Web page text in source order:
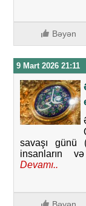
Bəyən
9 Mart 2026 21:11
savaşı günü
insanların
Devamı..